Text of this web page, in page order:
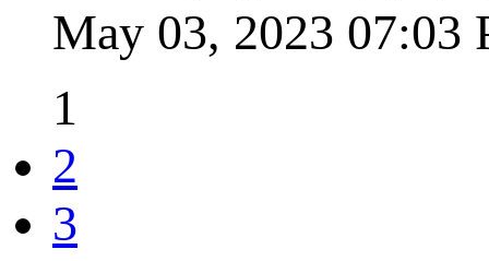
May 03, 2023 07:03
1
2
3